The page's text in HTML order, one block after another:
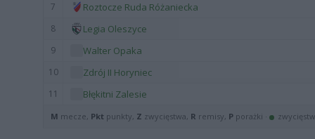
7 Roztocze Ruda Różaniecka
8 Legia Oleszyce
9 Walter Opaka
10 Zdrój II Horyniec
11 Błękitni Zalesie
M mecze, Pkt punkty, Z zwycięstwa, R remisy, P porażki ·